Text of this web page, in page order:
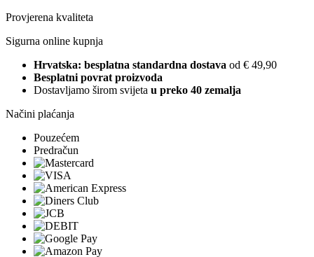
Provjerena kvaliteta
Sigurna online kupnja
Hrvatska: besplatna standardna dostava od € 49,90
Besplatni povrat proizvoda
Dostavljamo širom svijeta u preko 40 zemalja
Načini plaćanja
Pouzećem
Predračun